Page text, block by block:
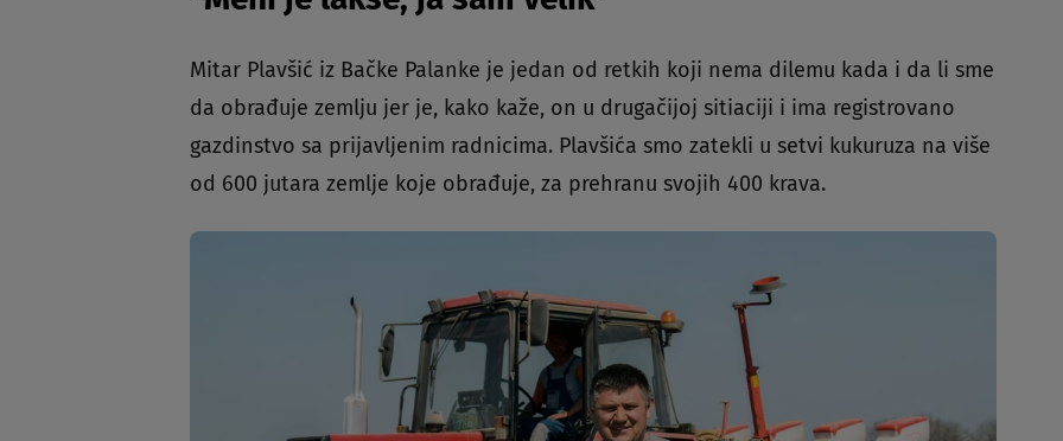
Mitar Plavšić iz Bačke Palanke je jedan od retkih koji nema dilemu kada i da li sme
da obrađuje zemlju jer je, kako kaže, on u drugačijoj sitiaciji i ima registrovano
gazdinstvo sa prijavljenim radnicima. Plavšića smo zatekli u setvi kukuruza na više
od 600 jutara zemlje koje obrađuje, za prehranu svojih 400 krava.